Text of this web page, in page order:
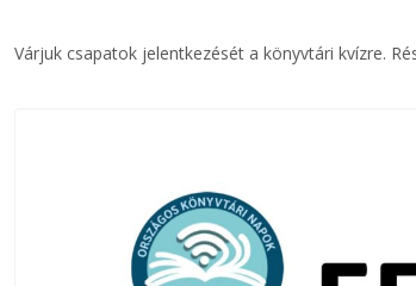
Várjuk csapatok jelentkezését a könyvtári kvízre.